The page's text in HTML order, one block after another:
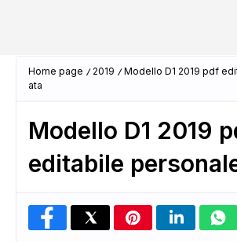
Home page 2019
Modello D1 2019 pdf
ata
Modello D1 2019
editabile